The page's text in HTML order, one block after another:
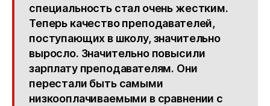
специальность стал очень жестким.
Теперь качество преподавателей,
поступающих в школу, значительно
выросло. Значительно повысили
зарплату преподавателям. Они
перестали быть самыми
низкооплачиваемыми в сравнении с